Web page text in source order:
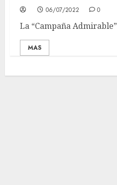
06/07/2022 0
La “Campaña Admirable”
MAS